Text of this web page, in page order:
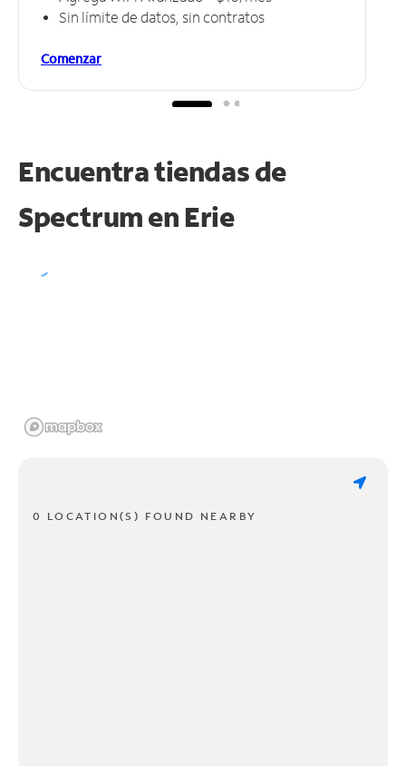
Sin límite de datos, sin contratos
Comenzar
Encuentra tiendas de
Spectrum en Erie
0 LOCATION(S) FOUND NEARBY